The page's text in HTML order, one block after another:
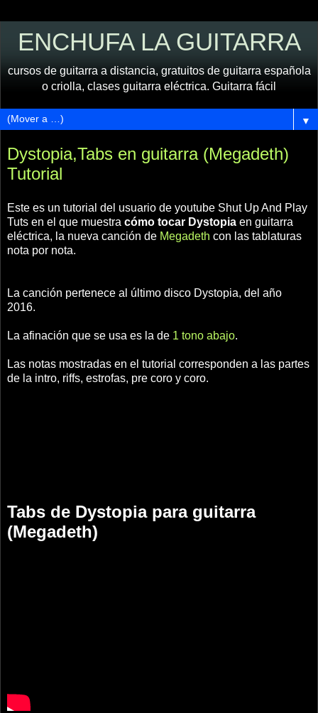
ENCHUFA LA GUITARRA
cursos de guitarra a distancia, gratuitos de guitarra española
o criolla, clases guitarra eléctrica. Guitarra fácil
▼
Dystopia,Tabs en guitarra (Megadeth)
Tutorial
Este es un tutorial del usuario de youtube Shut Up And Play
Tuts en el que muestra cómo tocar Dystopia en guitarra
eléctrica, la nueva canción de Megadeth con las tablaturas
nota por nota.
La canción pertenece al último disco Dystopia, del año
2016.
La afinación que se usa es la de 1 tono abajo.
Las notas mostradas en el tutorial corresponden a las partes
de la intro, riffs, estrofas, pre coro y coro.
Tabs de Dystopia para guitarra
(Megadeth)